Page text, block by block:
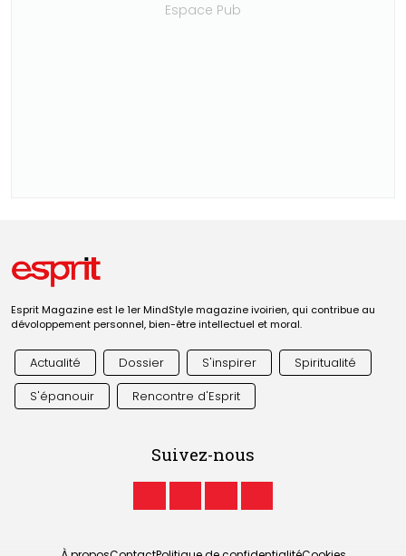
Espace Pub
Esprit Magazine est le 1er MindStyle magazine ivoirien, qui contribue au
dévoloppement personnel, bien-être intellectuel et moral.
Actualité Dossier S'inspirer
Spiritualité
S'épanouir
Rencontre d'Esprit
Suivez-nous